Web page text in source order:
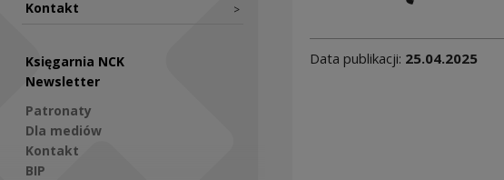
Kontakt >
Księgarnia NCK
Newsletter
Patronaty
Dla mediów
Kontakt
BIP
Data publikacji: 25.04.2025